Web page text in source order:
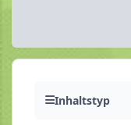
Inhaltstyp